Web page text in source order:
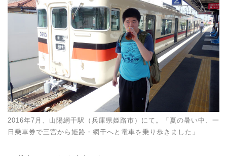
2016年7月、山陽網干駅（兵庫県姫路市）にて。「夏の暑い中、一
日乗車券で三宮から姫路・網干へと電車を乗り歩きました」